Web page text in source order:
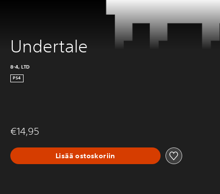
Undertale
8-4, LTD
PS4
€14,95
Lisää ostoskoriin